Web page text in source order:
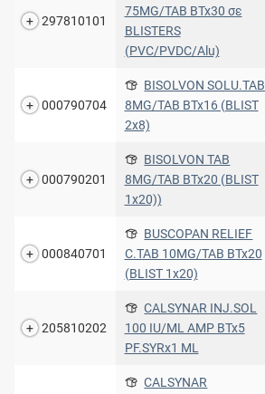
297810101
75MG/TAB BTx30 σε
BLISTERS
(PVC/PVDC/Alu)
000790704
BISOLVON SOLU.TAB
8MG/TAB BTx16 (BLIST
2x8)
000790201
BISOLVON TAB
8MG/TAB BTx20 (BLIST
1x20))
000840701
BUSCOPAN RELIEF
C.TAB 10MG/TAB BTx20
(BLIST 1x20)
205810202
CALSYNAR INJ.SOL
100 IU/ML AMP BTx5
PF.SYRx1 ML
CALSYNAR